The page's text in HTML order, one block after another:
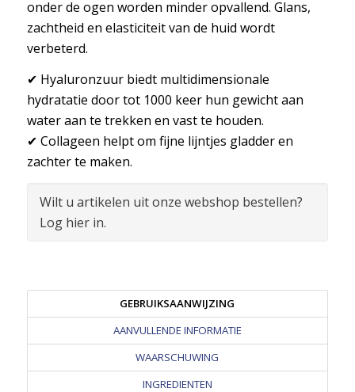
onder de ogen worden minder opvallend. Glans,
zachtheid en elasticiteit van de huid wordt
verbeterd.
✔ Hyaluronzuur biedt multidimensionale
hydratatie door tot 1000 keer hun gewicht aan
water aan te trekken en vast te houden.
✔ Collageen helpt om fijne lijntjes gladder en
zachter te maken.
Wilt u artikelen uit onze webshop bestellen?
Log hier in.
GEBRUIKSAANWIJZING
AANVULLENDE INFORMATIE
WAARSCHUWING
INGREDIENTEN